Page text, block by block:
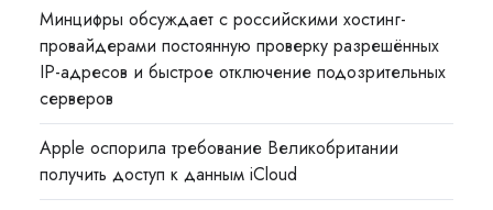
Минцифры обсуждает с российскими хостинг-
провайдерами постоянную проверку разрешённых
IP-адресов и быстрое отключение подозрительных
серверов
Apple оспорила требование Великобритании
получить доступ к данным iCloud